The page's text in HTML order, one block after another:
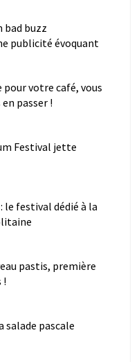
bad buzz
publicité évoquant
votre café, vous
passer !
Festival jette
le festival dédié à la
pastis, première
!
salade pascale